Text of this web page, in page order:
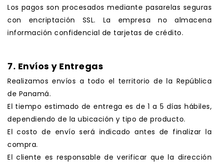
Los pagos son procesados mediante pasarelas seguras
con encriptación SSL. La empresa no almacena
información confidencial de tarjetas de crédito.
7. Envíos y Entregas
Realizamos envíos a todo el territorio de la República
de Panamá.
El tiempo estimado de entrega es de 1 a 5 días hábiles,
dependiendo de la ubicación y tipo de producto.
El costo de envío será indicado antes de finalizar la
compra.
El cliente es responsable de verificar que la dirección